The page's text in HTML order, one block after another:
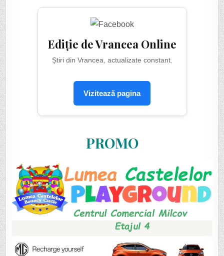
Ediție de Vrancea Online
Știri din Vrancea, actualizate constant.
Vizitează pagina
PROMO